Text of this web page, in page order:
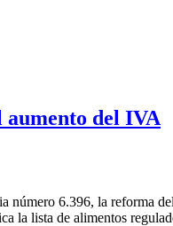
aumento del IVA
número 6.396, la reforma
la lista de alimentos